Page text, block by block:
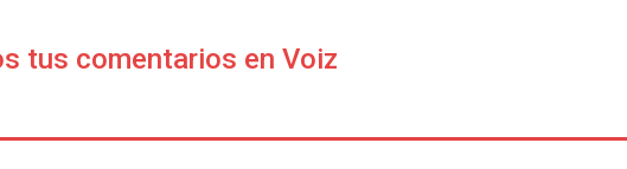
tus comentarios en Voiz